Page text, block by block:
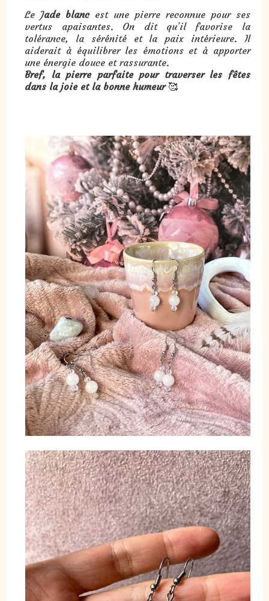
Le Jade blancest une pierre reconnue pour ses
vertus apaisantes. On dit qu’il favorise la
tolérance, la sérénité et la paix intérieure. Il
aiderait à équilibrer les émotions et à apporter
une énergie douce et rassurante.
Bref, la pierre parfaite pour traverser les fêtes
dans la joie et la bonne humeur🥰